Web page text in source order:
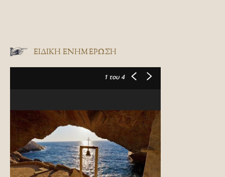
ΕΙΔΙΚΉ ΕΝΗΜΈΡΩΣΗ
1 του 4